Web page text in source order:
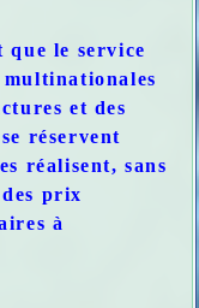
que le service
et des
réservent
réalisent, sans
prix
à